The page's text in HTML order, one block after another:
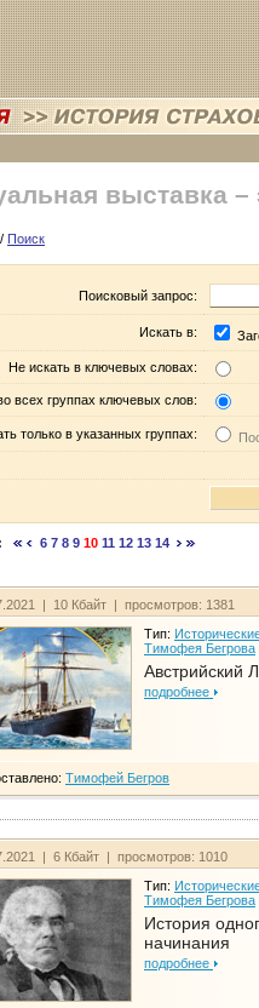
выставка –
/ Поиск
Поисковый запрос:
Искать в:
Не искать в ключевых словах:
всех группах ключевых слов:
только в указанных группах:
6 7 8 9 10 11 12 13 14
| 10 Кбайт | просмотров: 1381
Тип:
Тимофея Бегрова
Австрийский
подробнее
Тимофей Бегров
| 6 Кбайт | просмотров: 1010
Тип:
Тимофея Бегрова
История
начинания
подробнее